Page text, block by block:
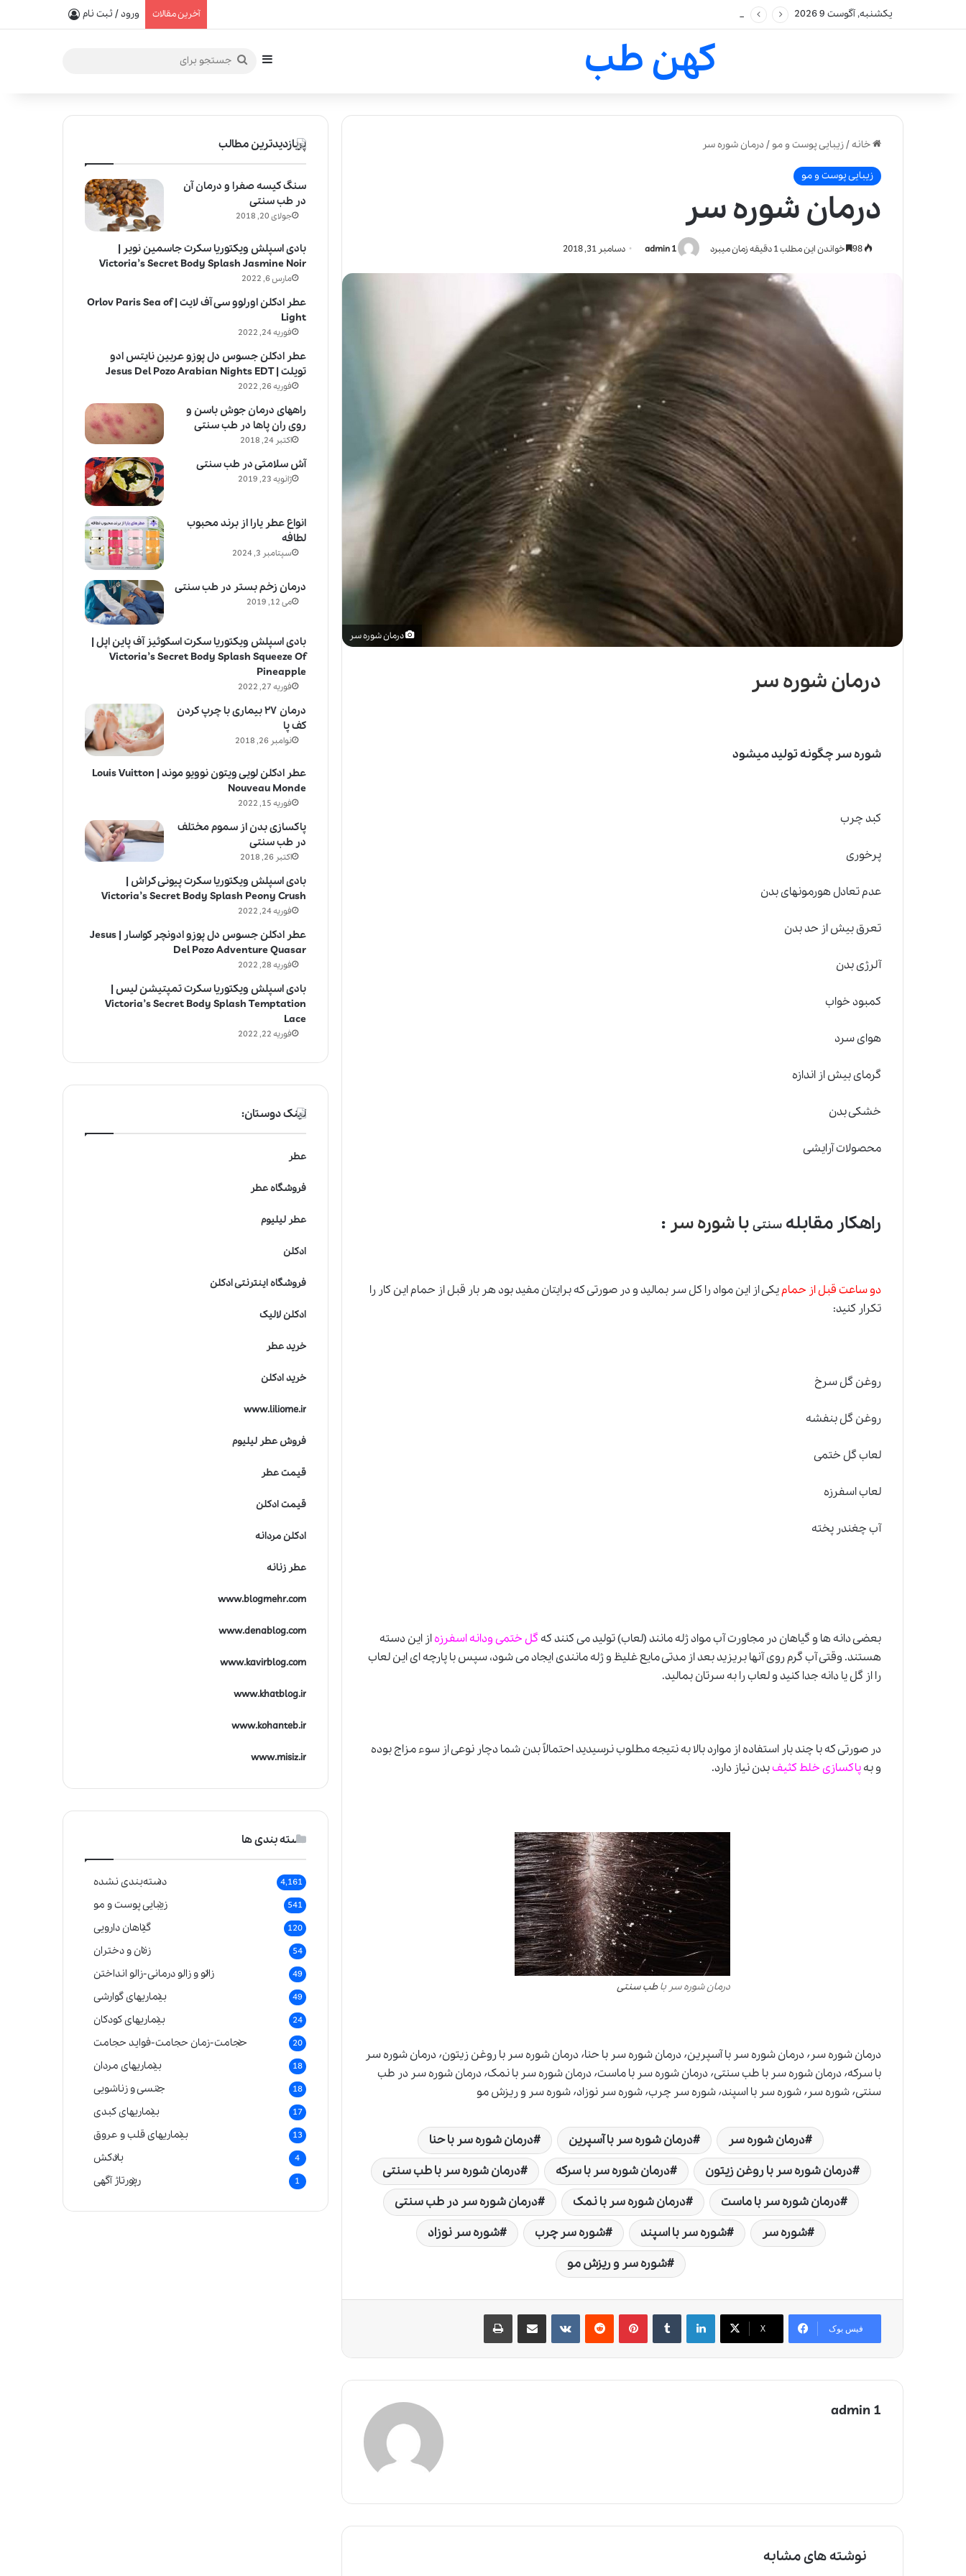
یکشنبه, آگوست 9 2026 آخرین مقالات ورود / ثبت نام
کهن طب سایدبارجستجو
خانه/زیبایی پوست و مو /درمان شوره سر
زیبایی پوست و مو
درمان شوره سر
admin 1 دسامبر 31, 2018 خواندن این مطلب 1 دقیقه زمان میبرد
درمان شوره سر
درمان شوره سر
شوره سر چگونه تولید میشود
کبد چرب
پرخوری
عدم تعادل هورمونهای بدن
تعرق بیش از حد بدن
آلرژی بدن
کمبود خواب
هوای سرد
گرمای بیش از اندازه
خشکی بدن
محصولات آرایشی
راهکار مقابله سنتی باشوره سر :
دو ساعت قبل از حمامیکی از این مواد را کل سر بمالید و در صورتی که برایتان مفید بود هر بار قبلاز حمام این کار را
تکرار کنید:
روغن گل سرخ
روغن گل بنفشه
لعاب گل ختمی
لعاب اسفرزه
آب چغندر پخته
بعضی دانه ها و گیاهان در مجاورت آب مواد ژله مانند (لعاب) تولید می کنند که گل ختمی ودانه اسفرزهاز این دسته
هستند. وقتی آب گرم روی آنها بریزید بعد از مدتی مایع غلیظ و ژله مانندی ایجاد می شود، سپس با پارچه ای این لعاب
را از گل یا دانه جدا کنید و لعاب را به سرتان بمالید.
در صورتی که با چند بار استفاده از موارد بالا به نتیجه مطلوب نرسیدید احتمالاً بدن شما دچار نوعی از سوء مزاج بوده
و بهپاکسازی خلط کثیفبدن نیاز دارد.
درمان شوره سر با طب سنتی
درمان شوره سر٬ درمان شوره سر با آسپرین٬ درمان شوره سر با حنا٬ درمان شوره سر با روغن زیتون٬ درمان شوره سر
با سرکه٬ درمان شوره سر با طب سنتی٬ درمان شوره سر با ماست٬ درمان شوره سر با نمک٬ درمان شوره سر در طب
سنتی٬ شوره سر٬ شوره سر با اسپند٬ شوره سر چرب٬ شوره سر نوزاد٬ شوره سر و ریزش مو
درمان شوره سر درمان شوره سر با آسپرین
درمان شوره سر با حنا
درمان شوره سر با روغن زیتون
درمان شوره سر با سرکه
درمان شوره سر با طب سنتی
درمان شوره سر با ماست
درمان شوره سر با نمک
درمان شوره سر در طب سنتی
شوره سر
شوره سر با اسپند شوره سر چرب
شوره سر نوزاد
شوره سر و ریزش مو
فیس بوک X
لینکدین ‫تامبلر ‫پین‌ترست‫رددیت ‫VKontakteاشتراک گذاری از طریق ایمیل چاپ
admin 1
نوشته های مشابه
پربازدیدترین مطالب
سنگ کیسه صفرا و درمان آن
در طب سنتی
جولای 20, 2018
بادی اسپلش ویکتوریا سکرت جاسمین نویر |
Victoria’s Secret Body Splash Jasmine Noir
مارس 6, 2022
عطر ادکلن اورلوو سی آف لایت | Orlov Paris Sea of
Light
فوریه 24, 2022
عطر ادکلن جسوس دل پوزو عربین نایتس ادو
تویلت | Jesus Del Pozo Arabian Nights EDT
فوریه 26, 2022
راههای درمان جوش باسن و
روی ران پاها در طب سنتی
اکتبر 24, 2018
آش سلامتی در طب سنتی
ژانویه 23, 2019
انواع عطر یارا از برند محبوب
لطافه
سپتامبر 3, 2024
درمان زخم بستر در طب سنتی
می 12, 2019
بادی اسپلش ویکتوریا سکرت اسکوئیز آف پاین اپل |
Victoria’s Secret Body Splash Squeeze Of
Pineapple
فوریه 27, 2022
درمان ۲۷ بیماری با چرپ کردن
کف پا
نوامبر 26, 2018
عطر ادکلن لویی ویتون نوویو موند | Louis Vuitton
Nouveau Monde
فوریه 15, 2022
پاکسازی بدن از سموم مختلف
در طب سنتی
اکتبر 26, 2018
بادی اسپلش ویکتوریا سکرت پیونی کراش |
Victoria’s Secret Body Splash Peony Crush
فوریه 24, 2022
عطر ادکلن جسوس دل پوزو ادونچر کواسار | Jesus
Del Pozo Adventure Quasar
فوریه 28, 2022
بادی اسپلش ویکتوریا سکرت تمپتیشن لیس |
Victoria’s Secret Body Splash Temptation
Lace
فوریه 22, 2022
لینک دوستان:
عطر
فروشگاه عطر
عطر لیلیوم
ادکلن
فروشگاه اینترنتی ادکلن
ادکلن لالیک
خرید عطر
خرید ادکلن
www.liliome.ir
فروش عطر لیلیوم
قیمت عطر
قیمت ادکلن
ادکلن مردانه
عطر زنانه
www.blogmehr.com
www.denablog.com
www.kavirblog.com
www.khatblog.ir
www.kohanteb.ir
www.misiz.ir
دسته بندی ها
دسته‌بندی نشده 4,161
زیبایی پوست و مو 541
گیاهان دارویی 120
زنان و دختران 54
زالو و زالو درمانی-زالو انداختن 49
بیماریهای گوارشی 49
بیماریهای کودکان 24
حجامت-زمان حجامت-فواید حجامت 20
بیماریهای مردان 18
جنسی و زناشویی 18
بیماریهای کبدی 17
بیماریهای قلب و عروق 13
بادکش 4
رپورتاژ آگهی 1